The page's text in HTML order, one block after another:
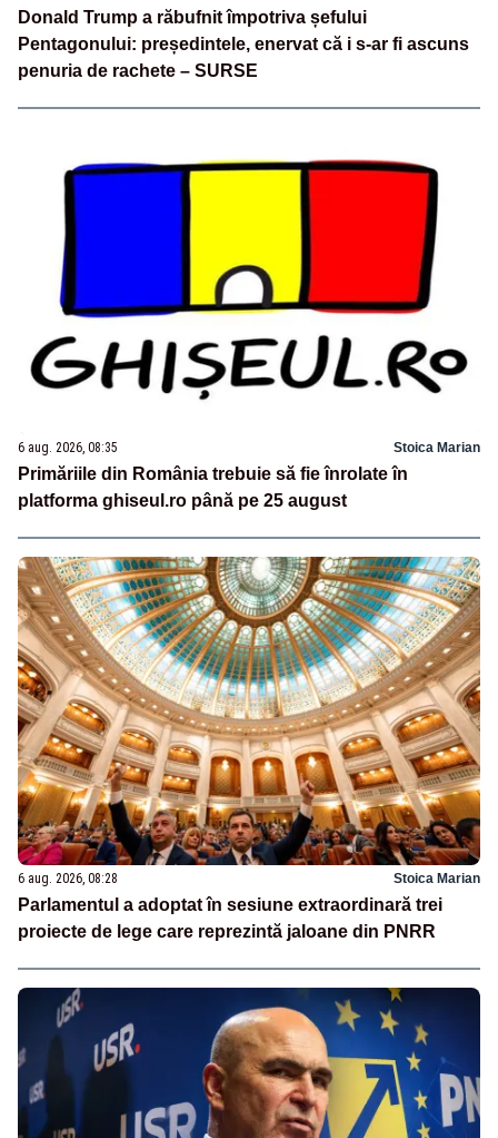
Donald Trump a răbufnit împotriva șefului
Pentagonului: președintele, enervat că i s-ar fi ascuns
penuria de rachete – SURSE
6 aug. 2026, 08:35 Stoica Marian
Primăriile din România trebuie să fie înrolate în
platforma ghiseul.ro până pe 25 august
6 aug. 2026, 08:28 Stoica Marian
Parlamentul a adoptat în sesiune extraordinară trei
proiecte de lege care reprezintă jaloane din PNRR